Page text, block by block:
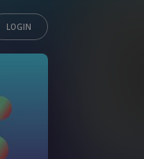
LOGIN